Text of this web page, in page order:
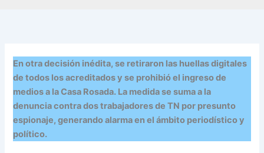
En otra decisión inédita, se retiraron las huellas digitales
de todos los acreditados y se prohibió el ingreso de
medios a la Casa Rosada. La medida se suma a la
denuncia contra dos trabajadores de TN por presunto
espionaje, generando alarma en el ámbito periodístico y
político.